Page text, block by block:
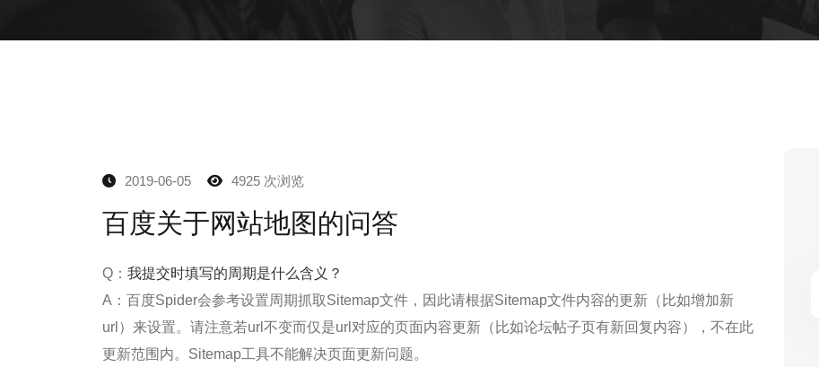
2019-06-05 4925 次浏览
百度关于网站地图的问答
Q： 我提交时填写的周期是什么含义？
A：百度Spider会参考设置周期抓取Sitemap文件，因此请根据Sitemap文件内容的更新（比如增加新
url）来设置。请注意若url不变而仅是url对应的页面内容更新（比如论坛帖子页有新回复内容），不在此
更新范围内。Sitemap工具不能解决页面更新问题。